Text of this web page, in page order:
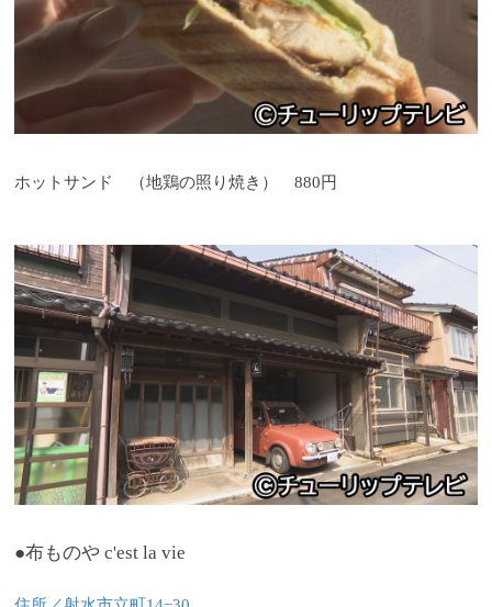
ホットサンド （地鶏の照り焼き） 880円
●布ものや c'est la vie